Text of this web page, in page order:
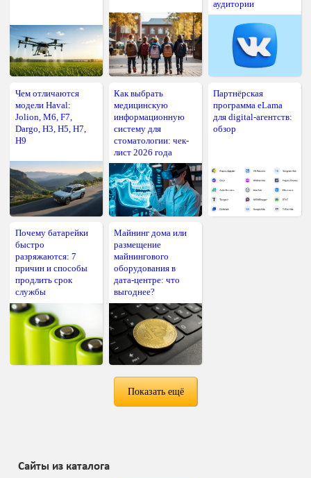
аудитории
Чем отличаются
модели Haval:
Jolion, M6, F7,
Dargo, H3, H5, H7,
H9
Как выбрать
медицинскую
информационную
систему для
стоматологии: чек-
лист 2026 года
Партнёрская
программа eLama
для digital-агентств:
обзор
Почему батарейки
быстро
разряжаются: 7
причин и способы
продлить срок
службы
Майнинг дома или
размещение
майнингового
оборудования в
дата-центре: что
выгоднее?
Показать ещё
Сайты из каталога